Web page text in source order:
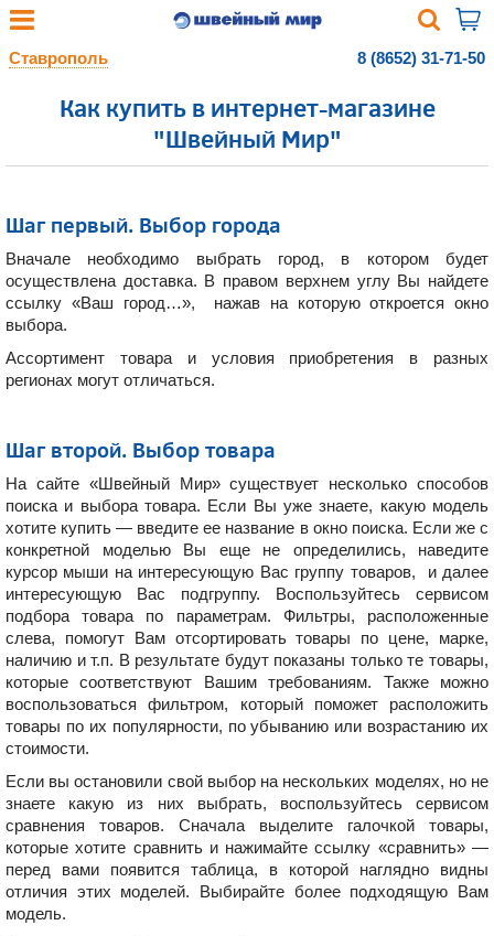
Ставрополь 8 (8652) 31-71-50
Как купить в интернет-магазине
"Швейный Мир"
Шаг первый. Выбор города
Вначале необходимо выбрать город, в котором будет
осуществлена доставка. В правом верхнем углу Вы найдете
ссылку «Ваш город…», нажав на которую откроется окно
выбора.
Ассортимент товара и условия приобретения в разных
регионах могут отличаться.
Шаг второй. Выбор товара
На сайте «Швейный Мир» существует несколько способов
поиска и выбора товара. Если Вы уже знаете, какую модель
хотите купить — введите ее название в окно поиска. Если же с
конкретной моделью Вы еще не определились, наведите
курсор мыши на интересующую Вас группу товаров, и далее
интересующую Вас подгруппу. Воспользуйтесь сервисом
подбора товара по параметрам. Фильтры, расположенные
слева, помогут Вам отсортировать товары по цене, марке,
наличию и т.п. В результате будут показаны только те товары,
которые соответствуют Вашим требованиям. Также можно
воспользоваться фильтром, который поможет расположить
товары по их популярности, по убыванию или возрастанию их
стоимости.
Если вы остановили свой выбор на нескольких моделях, но не
знаете какую из них выбрать, воспользуйтесь сервисом
сравнения товаров. Сначала выделите галочкой товары,
которые хотите сравнить и нажимайте ссылку «сравнить» —
перед вами появится таблица, в которой наглядно видны
отличия этих моделей. Выбирайте более подходящую Вам
модель.